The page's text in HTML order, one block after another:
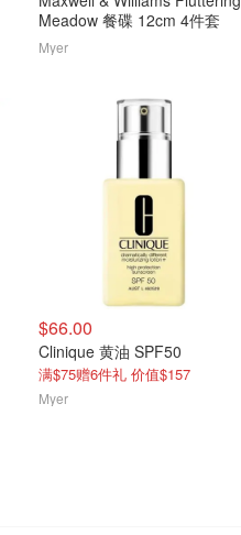
Meadow 餐碟 12cm 4件套
Myer
$66.00
Clinique 黄油 SPF50
满$75赠6件礼 价值$157
Myer